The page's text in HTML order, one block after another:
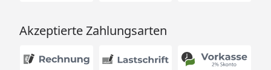
Akzeptierte Zahlungsarten